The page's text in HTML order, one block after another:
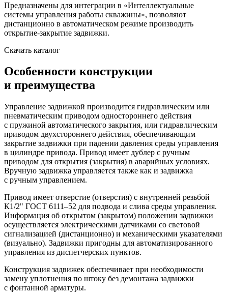
Предназначены для интеграции в «Интеллектуальные
системы управления работы скважины», позволяют
дистанционно в автоматическом режиме производить
открытие-закрытие задвижки.
Скачать каталог
Особенности конструкции
и преимущества
Управление задвижкой производится гидравлическим или
пневматическим приводом одностороннего действия
с пружиной автоматического закрытия, или гидравлическим
приводом двухстороннего действия, обеспечивающим
закрытие задвижки при падении давления среды управления
в цилиндре привода. Привод имеет дублер с ручным
приводом для открытия (закрытия) в аварийных условиях.
Вручную задвижка управляется также как и задвижка
с ручным управлением.
Привод имеет отверстие (отверстия) с внутренней резьбой
К1/2" ГОСТ 6111–52 для подвода и слива среды управления.
Информация об открытом (закрытом) положении задвижки
осуществляется электрическими датчиками со световой
сигнализацией (дистанционно) и механическими указателями
(визуально). Задвижки пригодны для автоматизированного
управления из диспетчерских пунктов.
Конструкция задвижек обеспечивает при необходимости
замену уплотнения по штоку без демонтажа задвижки
с фонтанной арматуры.